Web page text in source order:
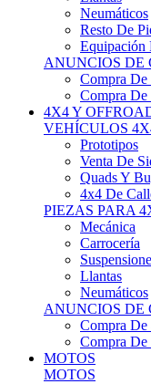
Resto De
Equipación
ANUNCIOS DE
Compra
Compra De
4X4 Y
VEHÍCULOS
Prototipos
Venta De
Quads Y
4x4 De
PIEZAS PARA
Mecánica
Carrocería
Suspensiones
Llantas
Neumáticos
ANUNCIOS DE
Compra De
Compra De
MOTOS
MOTOS
Motos De